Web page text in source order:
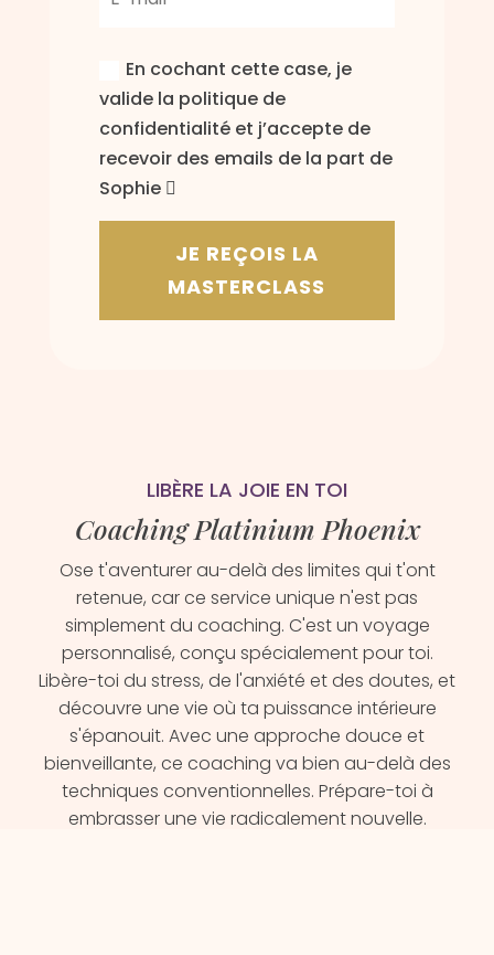
En cochant cette case, je
valide la politique de
confidentialité et j’accepte de
recevoir des emails de la part de
Sophie
JE REÇOIS LA
MASTERCLASS
LIBÈRE LA JOIE EN TOI
Coaching Platinium Phoenix
Ose t'aventurer au-delà des limites qui t'ont
retenue, car ce service unique n'est pas
simplement du coaching. C'est un voyage
personnalisé, conçu spécialement pour toi.
Libère-toi du stress, de l'anxiété et des doutes, et
découvre une vie où ta puissance intérieure
s'épanouit. Avec une approche douce et
bienveillante, ce coaching va bien au-delà des
techniques conventionnelles. Prépare-toi à
embrasser une vie radicalement nouvelle.